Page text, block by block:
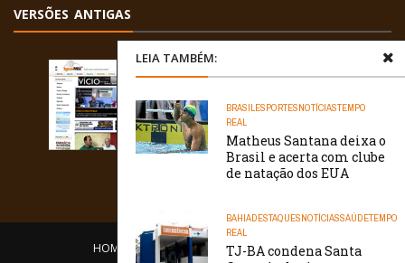
LEIA TAMBÉM:
BRASILESPORTESNOTÍCIASTEMPO
REAL
Matheus Santana deixa o
Brasil e acerta com clube
de natação dos EUA
BAHIADESTAQUESNOTÍCIASSAÚDETEMPO
REAL
TJ-BA condena Santa
VERSÕES ANTIGAS
HOME EQUIPE O PORTAL CONTATO